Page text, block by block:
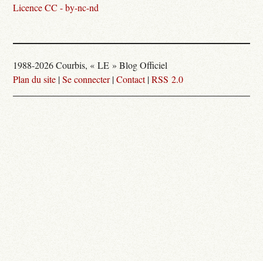
Licence CC - by-nc-nd
1988-2026 Courbis, « LE » Blog Officiel
Plan du site |Se connecter|Contact|RSS 2.0